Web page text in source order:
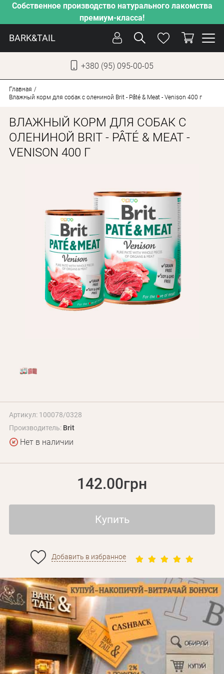
Собственное производство натурального лакомства
премиум-класса!
BARK&TAIL
+380 (95) 095-00-05
СОБАКИ
КОТЫ
АКЦИИ
О КОМПАНИИ
БЛОГ
Оплата и доставка
Программа лояльности
О Нас
Оптовым клиентам
Главная
Влажный корм для собак с олениной Brit - Pâté & Meat - Venison 400 г
ВЛАЖНЫЙ КОРМ ДЛЯ СОБАК С
ОЛЕНИНОЙ BRIT - PÂTÉ & MEAT -
VENISON 400 Г
Артикул: 100078/0328
Производитель: Brit
Нет в наличии
142.00грн
Купить
Добавить в избранное
Личные данные